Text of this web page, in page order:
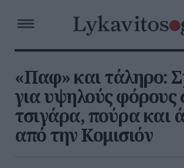
«Παφ» και τάληρο:
για υψηλούς φόρους
τσιγάρα, πούρα και
από την Κομισιόν